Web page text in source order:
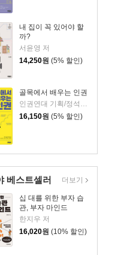
내 집이 꼭 있어야 할
까?
서윤영 저
14,250원 (5% 할인)
골목에서 배우는 인권
인권연대 기획/정석,정범구,이희수,김희교,강대중 저
16,150원 (5% 할인)
베스트셀러
십 대를 위한 부자 습
관, 부자 마인드
한지우 저
16,020원 (10% 할인)
더보기